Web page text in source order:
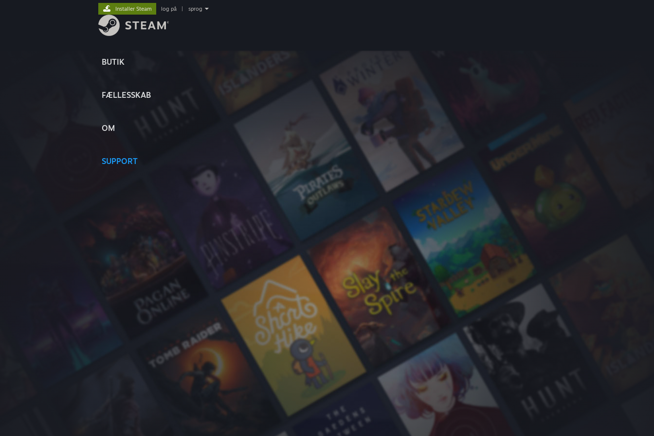
BUTIK
FÆLLESSKAB
OM
SUPPORT
Installer Steam log på sprog